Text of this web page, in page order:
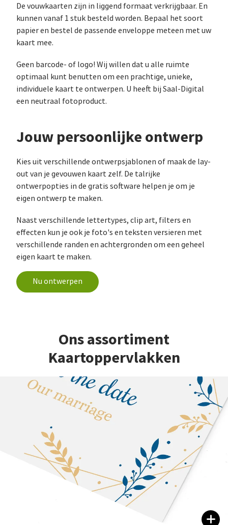
De vouwkaarten zijn in liggend formaat verkrijgbaar. En
kunnen vanaf 1 stuk besteld worden. Bepaal het soort
papier en bestel de passende enveloppe meteen met uw
kaart mee.
Geen barcode- of logo! Wij willen dat u alle ruimte
optimaal kunt benutten om een prachtige, unieke,
individuele kaart te ontwerpen. U heeft bij Saal-Digital
een neutraal fotoproduct.
Jouw persoonlijke ontwerp
Kies uit verschillende ontwerpsjablonen of maak de lay-
out van je gevouwen kaart zelf. De talrijke
ontwerpopties in de gratis software helpen je om je
eigen ontwerp te maken.
Naast verschillende lettertypes, clip art, filters en
effecten kun je ook je foto's en teksten versieren met
verschillende randen en achtergronden om een geheel
eigen kaart te maken.
Nu ontwerpen
Ons assortiment
Kaartoppervlakken